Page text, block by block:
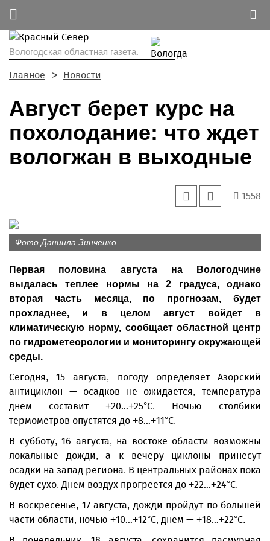
Вологодская областная газета.
Главное Новости
Август берет курс на
похолодание: что ждет
вологжан в выходные
1558
Фото Даниила Зинченко
Первая половина августа на Вологодчине
выдалась теплее нормы на 2 градуса, однако
вторая часть месяца, по прогнозам, будет
прохладнее, и в целом август войдет в
климатическую норму, сообщает областной центр
по гидрометеорологии и мониторингу окружающей
среды.
Сегодня, 15 августа, погоду определяет Азорский
антициклон — осадков не ожидается, температура
днем составит +20…+25°C. Ночью столбики
термометров опустятся до +8…+11°C.
В субботу, 16 августа, на востоке области возможны
локальные дожди, а к вечеру циклоны принесут
осадки на запад региона. В центральных районах пока
будет сухо. Днем воздух прогреется до +22…+24°C.
В воскресенье, 17 августа, дожди пройдут по большей
части области, ночью +10…+12°C, днем — +18…+22°C.